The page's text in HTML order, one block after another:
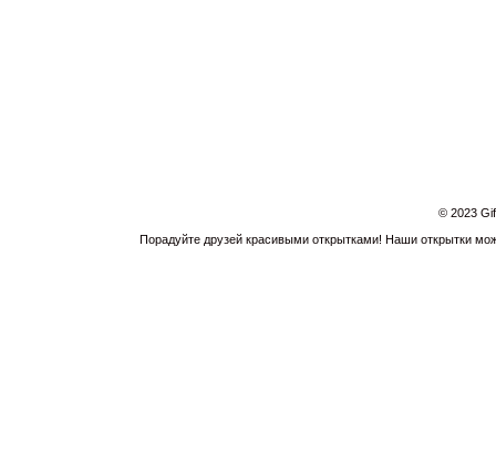
© 2023
Порадуйте друзей красивыми открытками! Наши открытки